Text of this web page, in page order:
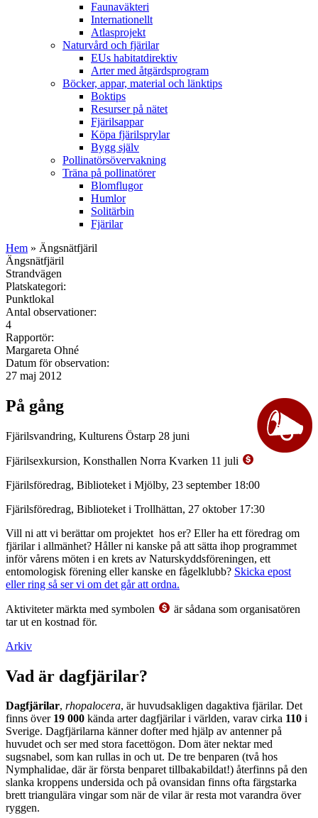
Faunaväkteri
Internationellt
Atlasprojekt
Naturvård och fjärilar
EUs habitatdirektiv
Arter med åtgärdsprogram
Böcker, appar, material och länktips
Boktips
Resurser på nätet
Fjärilsappar
Köpa fjärilsprylar
Bygg själv
Pollinatörsövervakning
Träna på pollinatörer
Blomflugor
Humlor
Solitärbin
Fjärilar
Hem » Ängsnätfjäril
Ängsnätfjäril
Strandvägen
Platskategori:
Punktlokal
Antal observationer:
4
Rapportör:
Margareta Ohné
Datum för observation:
27 maj 2012
På gång
Fjärilsvandring, Kulturens Östarp 28 juni
Fjärilsexkursion, Konsthallen Norra Kvarken 11 juli
Fjärilsföredrag, Biblioteket i Mjölby, 23 september 18:00
Fjärilsföredrag, Biblioteket i Trollhättan, 27 oktober 17:30
Vill ni att vi berättar om projektet hos er? Eller ha ett föredrag om
fjärilar i allmänhet? Håller ni kanske på att sätta ihop programmet
inför vårens möten i en krets av Naturskyddsföreningen, ett
entomologisk förening eller kanske en fågelklubb? Skicka epost
eller ring så ser vi om det går att ordna.
Aktiviteter märkta med symbolen
är sådana som organisatören
tar ut en kostnad för.
Arkiv
Vad är dagfjärilar?
Dagfjärilar, rhopalocera, är huvudsakligen dagaktiva fjärilar. Det
finns över 19 000 kända arter dagfjärilar i världen, varav cirka 110 i
Sverige. Dagfjärilarna känner dofter med hjälp av antenner på
huvudet och ser med stora facettögon. Dom äter nektar med
sugsnabel, som kan rullas in och ut. De tre benparen (två hos
Nymphalidae, där är första benparet tillbakabildat!) återfinns på den
slanka kroppens undersida och på ovansidan finns ofta färgstarka
brett triangulära vingar som när de vilar är resta mot varandra över
ryggen.